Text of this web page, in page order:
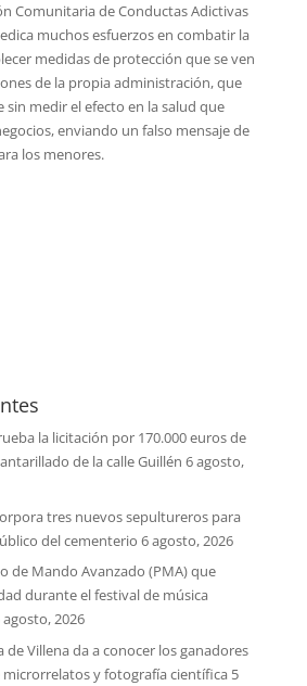
Comunitaria de Conductas Adictivas
muchos esfuerzos en combatir la
medidas de protección que se ven
de la propia administración, que
sin medir el efecto en la salud que
enviando un falso mensaje de
los menores.
la licitación por 170.000 euros de
de la calle Guillén 6 agosto,
tres nuevos sepultureros para
del cementerio 6 agosto, 2026
de Mando Avanzado (PMA) que
durante el festival de música
agosto, 2026
de Villena da a conocer los ganadores
microrrelatos y fotografía científica 5